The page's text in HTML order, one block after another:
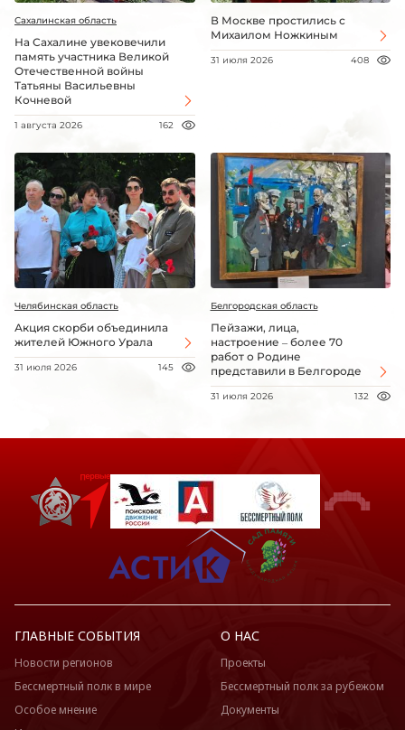
Сахалинская область
На Сахалине увековечили
память участника Великой
Отечественной войны
Татьяны Васильевны
Кочневой
1 августа 2026 162
В Москве простились с
Михаилом Ножкиным
31 июля 2026 408
Челябинская область
Акция скорби объединила
жителей Южного Урала
31 июля 2026 145
Белгородская область
Пейзажи, лица,
настроение – более 70
работ о Родине
представили в Белгороде
31 июля 2026 132
ГЛАВНЫЕ СОБЫТИЯ
Новости регионов
Бессмертный полк в мире
Особое мнение
О НАС
Проекты
Бессмертный полк за рубежом
Документы